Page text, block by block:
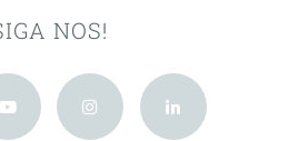
NOS!